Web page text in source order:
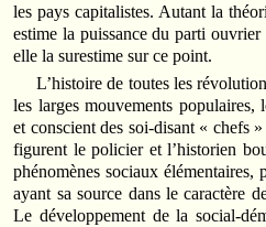
les pays capitalistes. Autant la
estime la puissance du parti ouvrier
elle la surestime sur ce point.
L’histoire de toutes les
les larges mouvements
et conscient des soi-disant « chefs
figurent le policier et l’historien
phénomènes sociaux
ayant sa source dans le caractère
Le développement de la social-